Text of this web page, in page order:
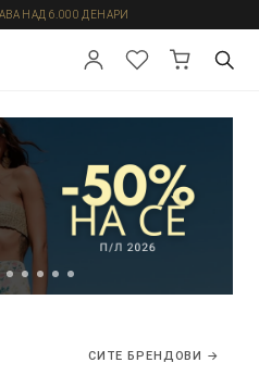
НАД 6.000 ДЕНАРИ
СИТЕ БРЕНДОВИ →